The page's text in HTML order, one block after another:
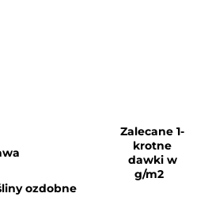
Zalecane 1-
krotne
dawki w
g/m2
ozdobne